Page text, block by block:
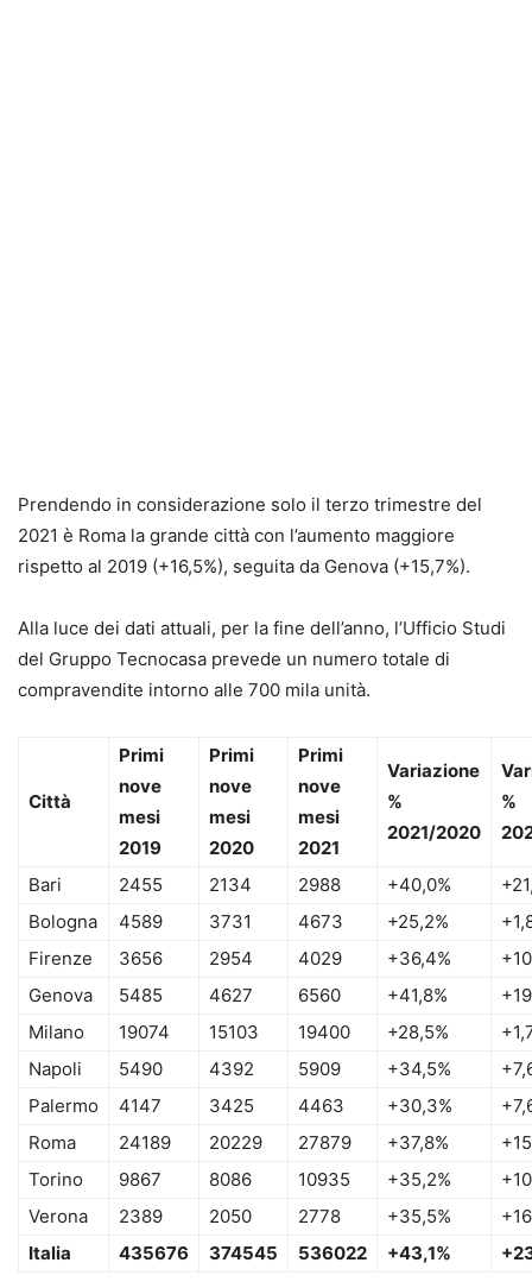
Prendendo in considerazione solo il terzo trimestre del
2021 è Roma la grande città con l’aumento maggiore
rispetto al 2019 (+16,5%), seguita da Genova (+15,7%).
Alla luce dei dati attuali, per la fine dell’anno, l’Ufficio Studi
del Gruppo Tecnocasa prevede un numero totale di
compravendite intorno alle 700 mila unità.
Città
Primi
nove
mesi
2019
Primi
nove
mesi
2020
Primi
nove
mesi
2021
Variazione
%
2021/2020
%
Bari 2455 2134 2988 +40,0%
Bologna
4589 3731 4673 +25,2%
Firenze
3656 2954 4029 +36,4%
Genova
5485 4627 6560 +41,8%
Milano
19074 15103 19400 +28,5%
Napoli
5490 4392 5909 +34,5%
Palermo
4147 3425 4463 +30,3%
Roma
24189 20229 27879 +37,8%
Torino
9867 8086 10935 +35,2%
Verona
2389 2050 2778 +35,5%
Italia
435676 374545 536022 +43,1%